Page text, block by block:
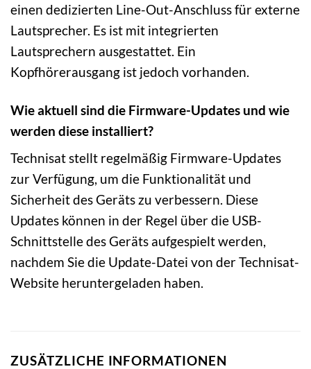
einen dedizierten Line-Out-Anschluss für externe
Lautsprecher. Es ist mit integrierten
Lautsprechern ausgestattet. Ein
Kopfhörerausgang ist jedoch vorhanden.
Wie aktuell sind die Firmware-Updates und wie
werden diese installiert?
Technisat stellt regelmäßig Firmware-Updates
zur Verfügung, um die Funktionalität und
Sicherheit des Geräts zu verbessern. Diese
Updates können in der Regel über die USB-
Schnittstelle des Geräts aufgespielt werden,
nachdem Sie die Update-Datei von der Technisat-
Website heruntergeladen haben.
ZUSÄTZLICHE INFORMATIONEN